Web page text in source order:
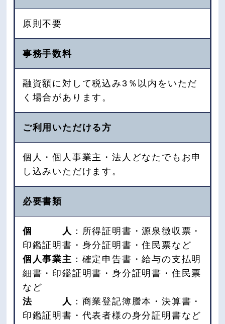
原則不要
事務手数料
融資額に対して税込み3％以内をいただ
く場合があります。
ご利用いただける方
個人・個人事業主・法人どなたでもお申
し込みいただけます。
必要書類
個 人 ：所得証明書・源泉徴収票・
印鑑証明書・身分証明書・住民票など
個人事業主 ：確定申告書・給与の支払明
細書・印鑑証明書・身分証明書・住民票
など
法 人 ：商業登記簿謄本・決算書・
印鑑証明書・代表者様の身分証明書など